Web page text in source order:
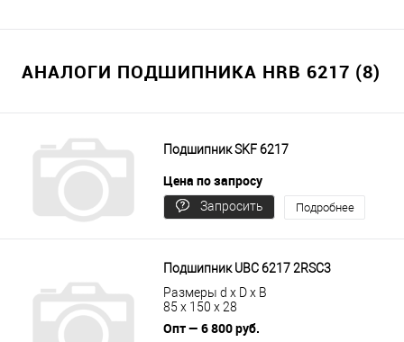
АНАЛОГИ ПОДШИПНИКА HRB 6217 (8)
Подшипник SKF 6217
Цена по запросу
Запросить
Подробнее
Подшипник UBC 6217 2RSС3
Размеры d x D x B
85 x 150 x 28
Опт — 6 800 руб.